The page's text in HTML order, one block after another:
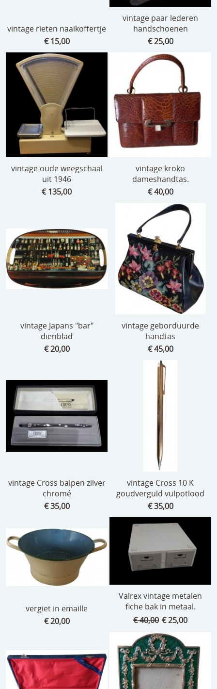
vintage rieten naaikoffertje
€ 15,00
vintage paar lederen
handschoenen
€ 25,00
vintage oude weegschaal
uit 1946
€ 135,00
vintage kroko
dameshandtas.
€ 40,00
vintage Japans "bar"
dienblad
€ 20,00
vintage geborduurde
handtas
€ 45,00
vintage Cross balpen zilver
chromé
€ 35,00
vintage Cross 10 K
goudverguld vulpotlood
€ 35,00
vergiet in emaille
€ 20,00
Valrex vintage metalen
fiche bak in metaal.
€ 40,00 € 25,00